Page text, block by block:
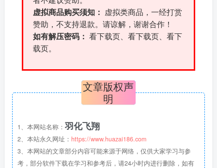
虚拟商品购买须知：
虚拟类商品，一经打赏
赞助，不支持退款。请谅解，谢谢合作！
如有解压密码： 看下载页、看下载页、看下
载页。
文章版权声
明
1、本网站名称： 羽化飞翔
2、本站永久网址： https://www.huazai186.com
3、本网站的文章部分内容可能来源于网络，仅供大家学习与参
考，部分软件下载在学习和参考后，请24小时内进行删除，如有